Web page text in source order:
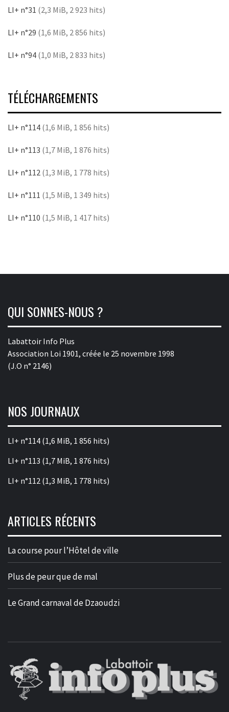
LI+ n°31 (2,3 MiB, 2 923 hits)
LI+ n°29 (1,6 MiB, 2 856 hits)
LI+ n°94 (1,0 MiB, 2 833 hits)
TÉLÉCHARGEMENTS
LI+ n°114 (1,6 MiB, 1 856 hits)
LI+ n°113 (1,7 MiB, 1 876 hits)
LI+ n°112 (1,3 MiB, 1 778 hits)
LI+ n°111 (1,5 MiB, 1 349 hits)
LI+ n°110 (1,5 MiB, 1 417 hits)
QUI SONNES-NOUS ?
Labattoir Info Plus
Association Loi 1901, créée le 25 novembre 1998
(J.O n° 2146)
NOS JOURNAUX
LI+ n°114 (1,6 MiB, 1 856 hits)
LI+ n°113 (1,7 MiB, 1 876 hits)
LI+ n°112 (1,3 MiB, 1 778 hits)
ARTICLES RÉCENTS
La course pour l’Hôtel de ville
Plus de peur que de mal
Le Grand carnaval de Dzaoudzi